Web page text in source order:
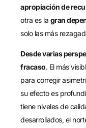
apropiación de
otra es la gran
solo las más
Desde varias
fracaso. El más
para corregir
su efecto es
tiene niveles de
desarrollados, el